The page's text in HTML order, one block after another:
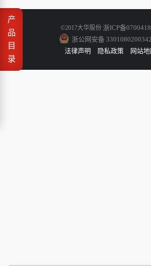
产
品
目
录
©2017大华股份 浙ICP备
浙公网安备
法律声明
隐私政策 网站地